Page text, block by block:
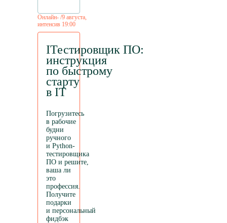
Онлайн-
интенсив
/9 августа,
19:00
IТестировщик ПО:
инструкция
по быстрому
старту
в IT
Погрузитесь
в рабочие
будни
ручного
и Python-
тестировщика
ПО и решите,
ваша ли
это
профессия.
Получите
подарки
и персональный
фидбэк